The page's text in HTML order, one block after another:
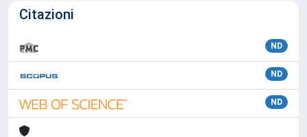
Citazioni
ND
ND
ND